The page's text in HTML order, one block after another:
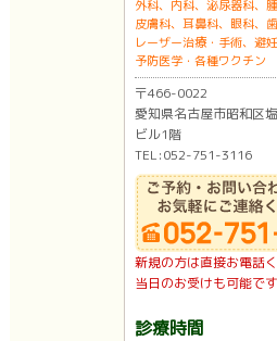
外科、内科、泌尿器科、
皮膚科、耳鼻科、眼科、
レーザー治療・手術、避
予防医学・各種ワクチン
〒466-0022
愛知県名古屋市昭和区
ビル1階
TEL:052-751-3116
新規の方は直接お電話く
当日のお受けも可能です
診療時間